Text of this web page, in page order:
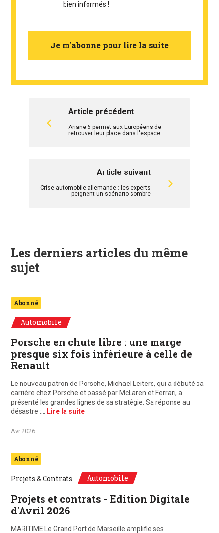
bien informés !
Je m'abonne pour lire la suite
Article précédent
Ariane 6 permet aux Européens de
retrouver leur place dans l'espace.
Article suivant
Crise automobile allemande : les experts
peignent un scénario sombre
Les derniers articles du même
sujet
Abonné
Automobile
Porsche en chute libre : une marge
presque six fois inférieure à celle de
Renault
Le nouveau patron de Porsche, Michael Leiters, qui a débuté sa
carrière chez Porsche et passé par McLaren et Ferrari, a
présenté les grandes lignes de sa stratégie. Sa réponse au
désastre :…
Lire la suite
Avr 2026
Abonné
Projets & Contrats Automobile
Projets et contrats - Edition Digitale
d'Avril 2026
MARITIME Le Grand Port de Marseille amplifie ses